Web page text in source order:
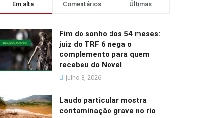
Em alta Comentários Últimas
Fim do sonho dos 54 meses:
juiz do TRF 6 nega o
complemento para quem
recebeu do Novel
julho 8, 2026
Laudo particular mostra
contaminação grave no rio